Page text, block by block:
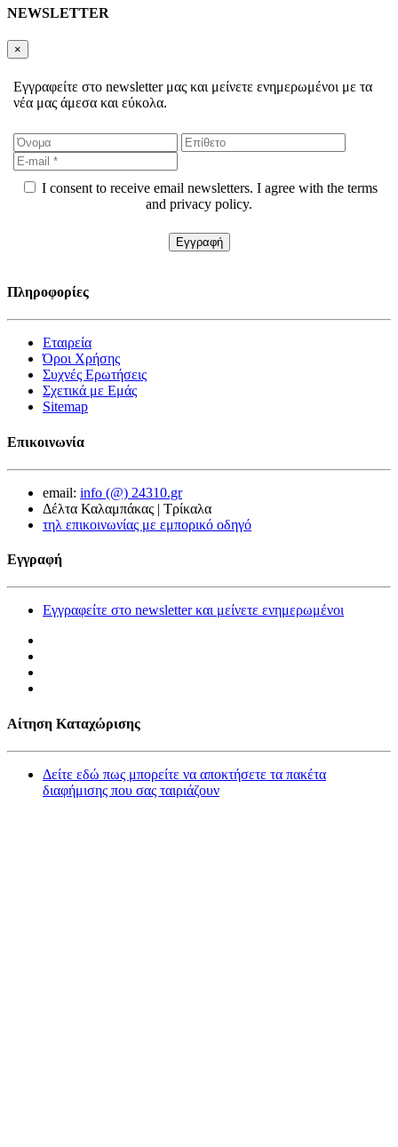
NEWSLETTER
×
Εγγραφείτε στο newsletter μας και μείνετε ενημερωμένοι με τα
νέα μας άμεσα και εύκολα.
I consent to receive email newsletters. I agree with the terms
and privacy policy.
Πληροφορίες
Εταιρεία
Όροι Χρήσης
Συχνές Ερωτήσεις
Σχετικά με Εμάς
Sitemap
Επικοινωνία
email: info (@) 24310.gr
Δέλτα Καλαμπάκας | Τρίκαλα
τηλ επικοινωνίας με εμπορικό οδηγό
Εγγραφή
Εγγραφείτε στο newsletter και μείνετε ενημερωμένοι
Αίτηση Καταχώρισης
Δείτε εδώ πως μπορείτε να αποκτήσετε τα πακέτα
διαφήμισης που σας ταιριάζουν